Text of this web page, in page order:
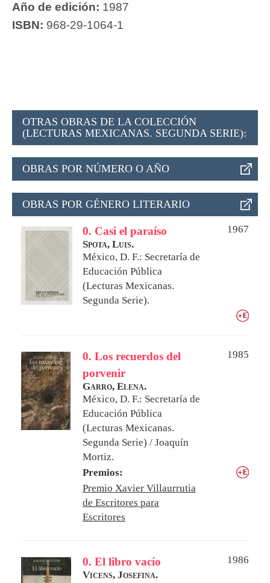
Año de edición: 1987
ISBN: 968-29-1064-1
OTRAS OBRAS DE LA COLECCIÓN
(LECTURAS MEXICANAS. SEGUNDA SERIE):
OBRAS POR NÚMERO O AÑO
OBRAS POR GÉNERO LITERARIO
0. Casi el paraíso
1967
Spota, Luis.
México, D. F.: Secretaría de
Educación Pública
(Lecturas Mexicanas.
Segunda Serie).
0. Los recuerdos del
porvenir
1985
Garro, Elena.
México, D. F.: Secretaría de
Educación Pública
(Lecturas Mexicanas.
Segunda Serie) / Joaquín
Mortiz.
Premios:
Premio Xavier Villaurrutia
de Escritores para
Escritores
0. El libro vacío
1986
Vicens, Josefina.